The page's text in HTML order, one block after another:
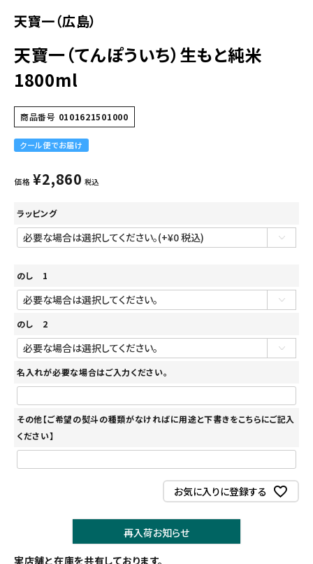
天寶一（広島）
天寶一（てんぽういち）生もと純米
1800ml
商品番号 0101621501000
クール便でお届け
価格 ¥2,860 税込
ラッピング
のし 1
のし 2
名入れが必要な場合はご入力ください。
その他【ご希望の熨斗の種類がなければに用途と下書きをこちらにご記入
ください】
お気に入りに登録する
再入荷お知らせ
実店舗と在庫を共有しております。